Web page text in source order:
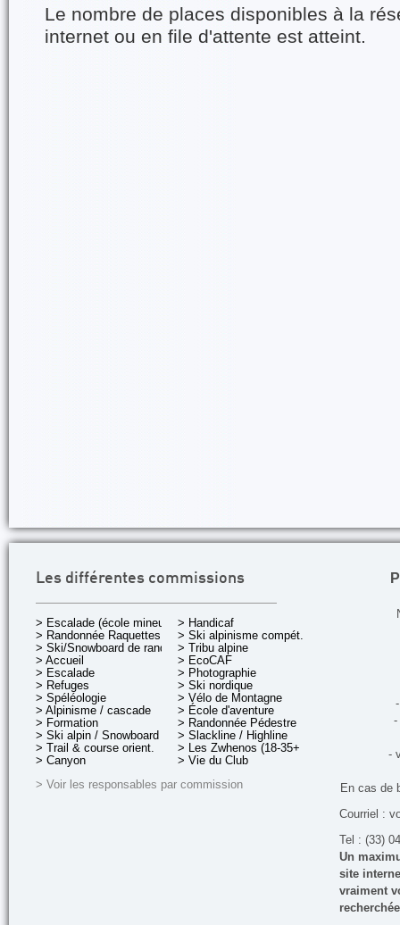
Le nombre de places disponibles à la
internet ou en file d'attente est atteint.
Les différentes commissions
> Escalade (école mineurs)
> Randonnée Raquettes
> Ski/Snowboard de rando.
> Accueil
> Escalade
> Refuges
> Spéléologie
> Alpinisme / cascade
> Formation
> Ski alpin / Snowboard
> Trail & course orient.
> Canyon
> Handicaf
> Ski alpinisme compét.
> Tribu alpine
> EcoCAF
> Photographie
> Ski nordique
> Vélo de Montagne
> École d'aventure
> Randonnée Pédestre
> Slackline / Highline
> Les Zwhenos (18-35+ ans)
> Vie du Club
> Voir les responsables par commission
-
-
En cas de
Courriel :
Tel : (33)
Un
site
vraiment